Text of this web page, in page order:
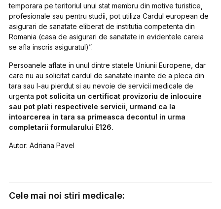
temporara pe teritoriul unui stat membru din motive turistice,
profesionale sau pentru studii, pot utiliza Cardul european de
asigurari de sanatate eliberat de institutia competenta din
Romania (casa de asigurari de sanatate in evidentele careia
se afla inscris asiguratul)”.
Persoanele aflate in unul dintre statele Uniunii Europene, dar
care nu au solicitat cardul de sanatate inainte de a pleca din
tara sau l-au pierdut si au nevoie de servicii medicale de
urgenta pot solicita un certificat provizoriu de inlocuire
sau pot plati respectivele servicii, urmand ca la
intoarcerea in tara sa primeasca decontul in urma
completarii formularului E126.
Autor: Adriana Pavel
Cele mai noi stiri medicale: